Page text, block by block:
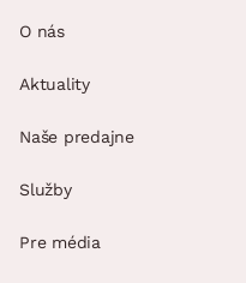
O nás
Aktuality
Naše predajne
Služby
Pre média